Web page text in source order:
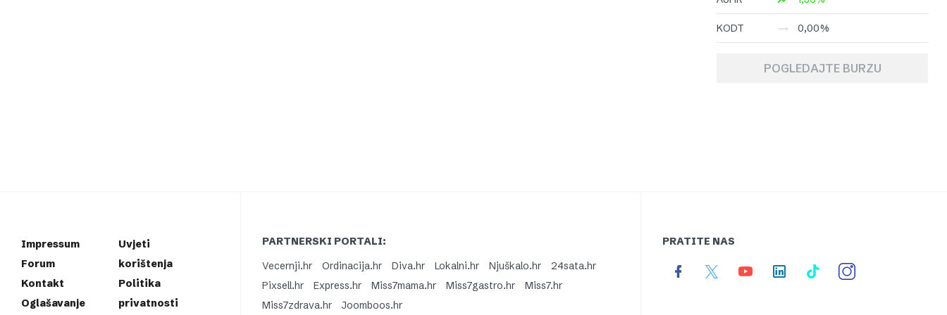
KODT 0,00%
POGLEDAJTE BURZU
Impressum
Forum
Kontakt
Oglašavanje
Uvjeti
korištenja
Politika
privatnosti
PARTNERSKI PORTALI:
Vecernji.hr
Ordinacija.hr Diva.hr Lokalni.hr Njuškalo.hr
24sata.hr
Pixsell.hr
Express.hr Miss7mama.hr Miss7gastro.hr
Miss7.hr
Miss7zdrava.hr
Joomboos.hr
PRATITE NAS